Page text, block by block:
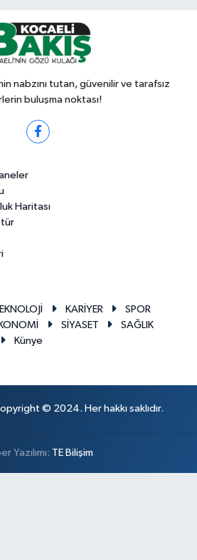
nabzını tutan, güvenilir ve tarafsız
buluşma noktası!
Haritası
KARİYER
SPOR
SİYASET
SAĞLIK
Künye
© 2024. Her hakkı saklıdır.
Yazılımı: TE Bilişim